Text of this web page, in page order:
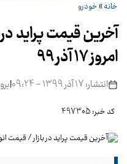
خانه» خودرو
آخرین قیمت پراید
امروز 17 آذر 99
انتشار: 17 آذر 1399 - 09:24 |
کد خبر: 497305